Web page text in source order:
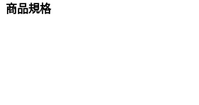
商品規格